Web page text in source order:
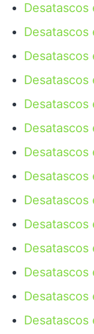
Desatascos
Desatascos
Desatascos
Desatascos
Desatascos
Desatascos
Desatascos
Desatascos
Desatascos
Desatascos
Desatascos
Desatascos
Desatascos
Desatascos